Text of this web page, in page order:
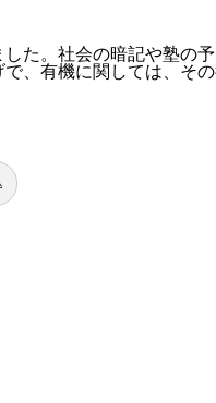
た。社会の暗記や塾の
、有機に関しては、そ